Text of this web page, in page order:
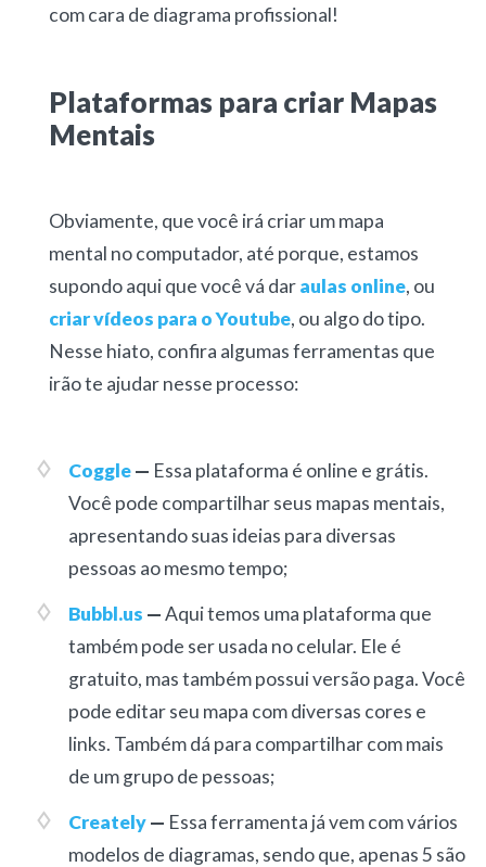
com cara de diagrama profissional!
Plataformas para criar Mapas
Mentais
Obviamente, que você irá criar um mapa
mental no computador, até porque, estamos
supondo aqui que você vá daraulas online, ou
criar vídeos para o Youtube, ou algo do tipo.
Nesse hiato, confira algumas ferramentas que
irão te ajudar nesse processo:
Coggle— Essa plataforma é online e grátis.
Você pode compartilhar seus mapas mentais,
apresentando suas ideias para diversas
pessoas ao mesmo tempo;
Bubbl.us —Aqui temos uma plataforma que
também pode ser usada no celular. Ele é
gratuito, mas também possui versão paga. Você
pode editar seu mapa com diversas cores e
links. Também dá para compartilhar com mais
de um grupo de pessoas;
Creately— Essa ferramenta já vem com vários
modelos de diagramas, sendo que, apenas 5 são